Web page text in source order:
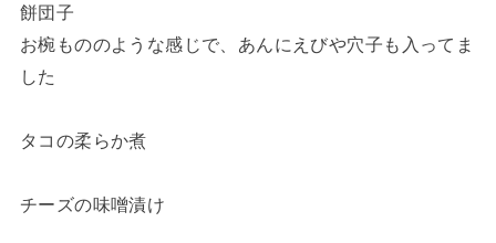
餅団子
お椀もののような感じで、あんにえびや穴子も入ってま
した
タコの柔らか煮
チーズの味噌漬け